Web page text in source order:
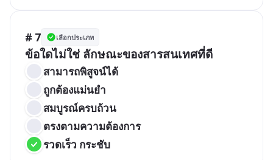
# 7 เลือกประเภท
ข้อใดไม่ใช่ ลักษณะของสารสนเทศที่ดี
สามารถพิสูจน์ได้
ถูกต้องแม่นยำ
สมบูรณ์ครบถ้วน
ตรงตามความต้องการ
รวดเร็ว กระชับ